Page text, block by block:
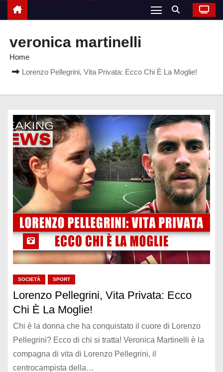
veronica martinelli
Home
Lorenzo Pellegrini, Vita Privata: Ecco Chi È La Moglie!
SOCIETÀ SPORT
Lorenzo Pellegrini, Vita Privata: Ecco
Chi È La Moglie!
Chi è la donna che ha conquistato il cuore di Lorenzo
Pellegrini? Ecco di chi si tratta! Veronica Martinelli è la
compagna di vita di Lorenzo Pellegrini, il
centrocampista della…